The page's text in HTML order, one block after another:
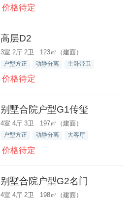
价格待定
高层D2
3室 2厅 2卫 123㎡（建面）
户型方正 动静分离 主卧带卫
价格待定
别墅合院户型G1传玺
4室 4厅 3卫 197㎡（建面）
户型方正 动静分离 大客厅
价格待定
别墅合院户型G2名门
4室 4厅 2卫 198㎡（建面）